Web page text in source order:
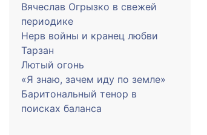
Вячеслав Огрызко в свежей
периодике
Нерв войны и кранец любви
Тарзан
Лютый огонь
«Я знаю, зачем иду по земле»
Баритональный тенор в
поисках баланса